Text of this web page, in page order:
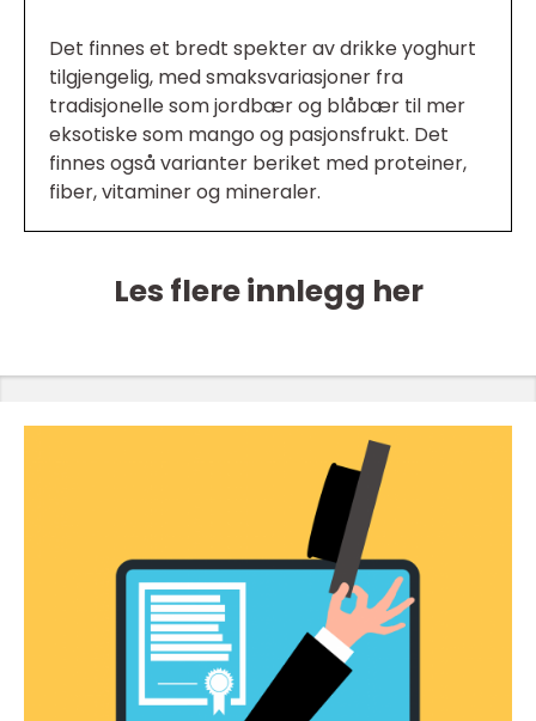
Det finnes et bredt spekter av drikke yoghurt
tilgjengelig, med smaksvariasjoner fra
tradisjonelle som jordbær og blåbær til mer
eksotiske som mango og pasjonsfrukt. Det
finnes også varianter beriket med proteiner,
fiber, vitaminer og mineraler.
Les flere innlegg her